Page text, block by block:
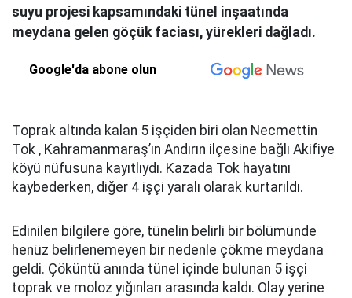
suyu projesi kapsamındaki tünel inşaatında
meydana gelen göçük faciası, yürekleri dağladı.
Google'da abone olun
Toprak altında kalan 5 işçiden biri olan Necmettin
Tok , Kahramanmaraş’ın Andırın ilçesine bağlı Akifiye
köyü nüfusuna kayıtlıydı. Kazada Tok hayatını
kaybederken, diğer 4 işçi yaralı olarak kurtarıldı.
Edinilen bilgilere göre, tünelin belirli bir bölümünde
henüz belirlenemeyen bir nedenle çökme meydana
geldi. Çöküntü anında tünel içinde bulunan 5 işçi
toprak ve moloz yığınları arasında kaldı. Olay yerine